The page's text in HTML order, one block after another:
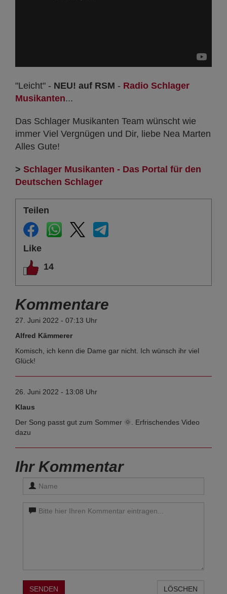
"Leicht" - NEU! auf RSM - Radio Schlager
Musikanten...
Das Schlager Musikanten Team wünscht wie
immer Viel Vergnügen und Dir, liebe Nea Marten
Alles Gute!
> Schlager Musikanten - Das Portal für den
Deutschen Schlager
Teilen
Like
14
Kommentare
27. Juni 2022 - 07:13 Uhr
Alfred Kämmerer
Komisch, ich kenn die Dame gar nicht. Ich wünsch ihr viel
Glück!
26. Juni 2022 - 13:08 Uhr
Klaus
Der Song passt gut zum Sommer 🌞. Erfrischendes Video
dazu
Ihr Kommentar
SENDEN LÖSCHEN